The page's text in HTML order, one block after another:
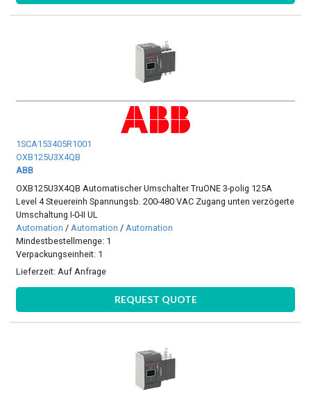
1SCA153405R1001
OXB125U3X4QB
ABB
OXB125U3X4QB Automatischer Umschalter TruONE 3-polig 125A
Level 4 Steuereinh Spannungsb. 200-480 VAC Zugang unten verzögerte
Umschaltung I-0-II UL
Automation / Automation / Automation
Mindestbestellmenge: 1
Verpackungseinheit: 1
Lieferzeit: Auf Anfrage
REQUEST QUOTE